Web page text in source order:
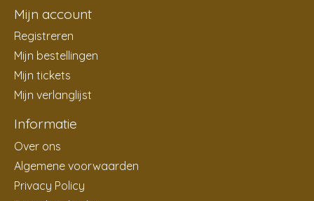
Mijn account
Registreren
Mijn bestellingen
Mijn tickets
Mijn verlanglijst
Informatie
Over ons
Algemene voorwaarden
Privacy Policy